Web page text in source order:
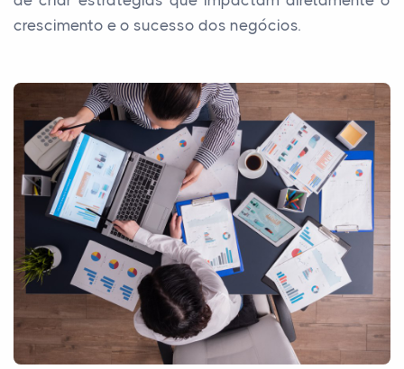
crescimento e o sucesso dos negócios.